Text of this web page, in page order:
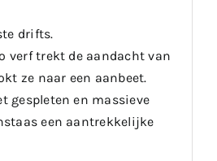
drifts.
verf trekt de aandacht van
ze naar een aanbeet.
gespleten en massieve
een aantrekkelijke